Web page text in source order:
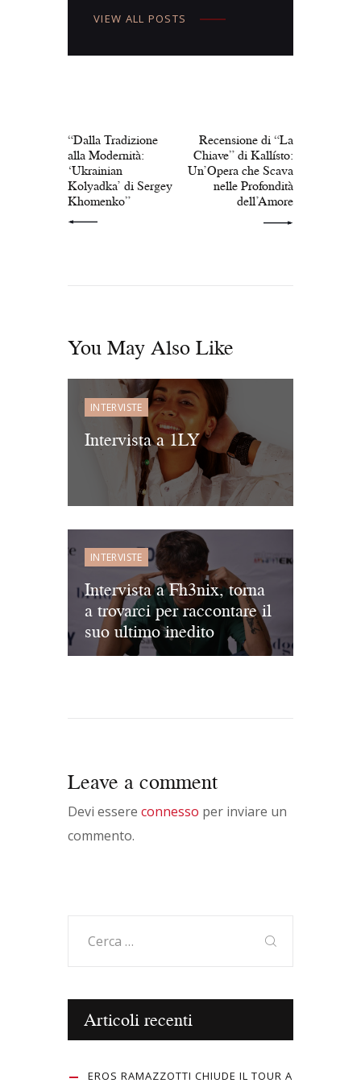
VIEW ALL POSTS
“Dalla Tradizione
alla Modernità:
‘Ukrainian
Kolyadka’ di Sergey
Khomenko”
Recensione di “La
Chiave” di Kallísto:
Un’Opera che Scava
nelle Profondità
dell’Amore
You May Also Like
INTERVISTE
Intervista a 1LY
INTERVISTE
Intervista a Fh3nix, torna
a trovarci per raccontare il
suo ultimo inedito
Leave a comment
Devi essere connesso per inviare un
commento.
per:
Articoli recenti
EROS RAMAZZOTTI CHIUDE IL TOUR A